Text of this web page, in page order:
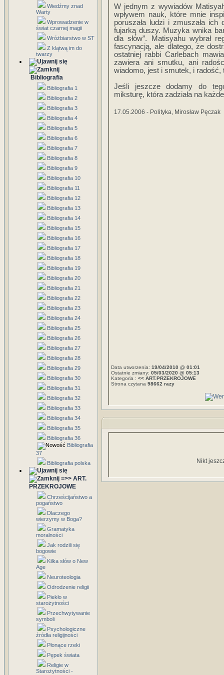
Wiedźmy znad
Warty
Wprowadzenie w
świat czarnej magii
Wróżbiarstwo w ST
Z klątwą im do
twarzy
Bibliografia
Bibliografia 1
Bibliografia 2
Bibliografia 3
Bibliografia 4
Bibliografia 5
Bibliografia 6
Bibliografia 7
Bibliografia 8
Bibliografia 9
Bibliografia 10
Bibliografia 11
Bibliografia 12
Bibliografia 13
Bibliografia 14
Bibliografia 15
Bibliografia 16
Bibliografia 17
Bibliografia 18
Bibliografia 19
Bibliografia 20
Bibliografia 21
Bibliografia 22
Bibliografia 23
Bibliografia 24
Bibliografia 25
Bibliografia 26
Bibliografia 27
Bibliografia 28
Bibliografia 29
Bibliografia 30
Bibliografia 31
Bibliografia 32
Bibliografia 33
Bibliografia 34
Bibliografia 35
Bibliografia 36
Bibliografia
37
Bibliografia polska
=>> ART.
PRZEKROJOWE
Chrześcijaństwo a
pogaństwo
Dlaczego
wierzymy w Boga?
Gramatyka
moralności
Jak rodzili się
bogowie
Kilka słów o New
Age
Neuroteologia
Odrodzenie religii
Piekło w
starożytności
Przechwytywanie
symboli
Psychologiczne
źródła religijności
Płonące rzeki
Pępek świata
Religie w
Starożytności -
W jednym z wywiadów
wpływem nauk, które mnie
poruszała ludzi i zmuszała
fujarką duszy. Muzyka wnika
dla słów”. Matisyahu wybrał
fascynacją, ale dlatego, że
ostatniej rabbi Carlebach
zawiera ani smutku, ani
wiadomo, jest i smutek, i radość,
Jeśli jeszcze dodamy do
miksturę, która zadziała na
17.05.2006 - Polityka, Mirosław Pęczak
Data utworzenia: 19/04/2010 @ 01:01
Ostatnie zmiany: 05/03/2020 @ 05:13
Kategoria : << ART.PRZEKROJOWE
Strona czytana 98662 razy
Nikt